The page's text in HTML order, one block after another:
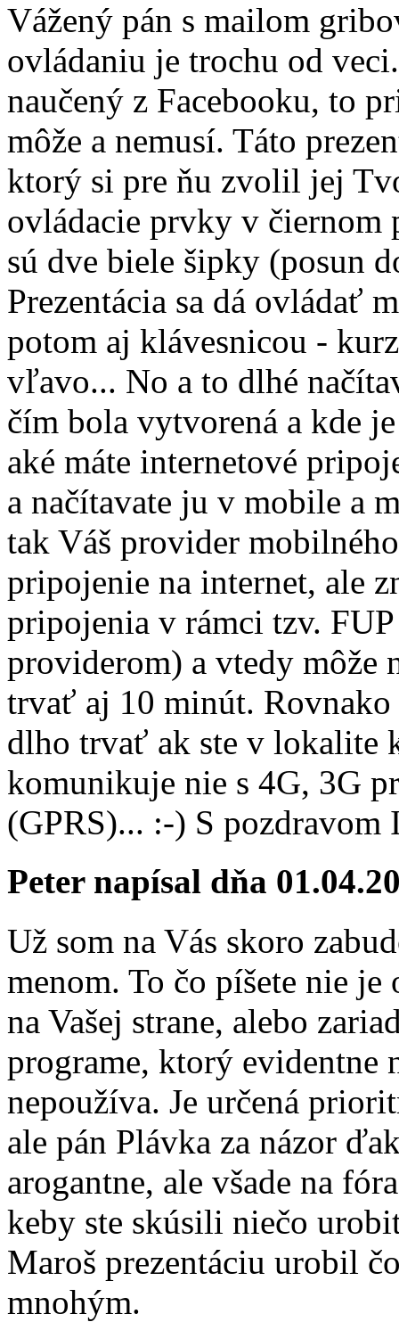
Vážený pán s mailom
ovládaniu je trochu od
naučený z Facebooku, to
môže a nemusí. Táto
ktorý si pre ňu zvolil jej
ovládacie prvky v čiernom
sú dve biele šipky (posun
Prezentácia sa dá ovládať
potom aj klávesnicou -
vľavo... No a to dlhé
čím bola vytvorená a kde
aké máte internetové
a načítavate ju v mobile a
tak Váš provider
pripojenie na internet, ale
pripojenia v rámci tzv.
providerom) a vtedy môže
trvať aj 10 minút.
dlho trvať ak ste v lokalite
komunikuje nie s 4G, 3G
(GPRS)... :-) S pozdravom
Peternapísal dňa
Už som na Vás skoro
menom. To čo píšete nie
na Vašej strane, alebo
programe, ktorý evidentne
nepoužíva. Je určená
ale pán Plávka za názor
arogantne, ale všade na
keby ste skúsili niečo
Maroš prezentáciu urobil
mnohým.